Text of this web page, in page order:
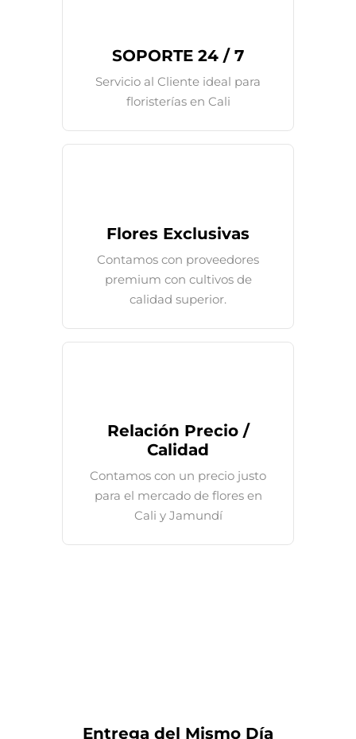
SOPORTE 24 / 7
Servicio al Cliente ideal para
floristerías en Cali
Flores Exclusivas
Contamos con proveedores
premium con cultivos de
calidad superior.
Relación Precio /
Calidad
Contamos con un precio justo
para el mercado de flores en
Cali y Jamundí
Entrega del Mismo Día